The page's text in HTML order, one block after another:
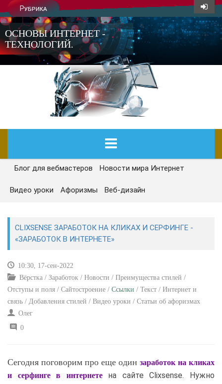
Рубрика
ОСНОВЫ ИНТЕРНЕТ -
ТЕХНОЛОГИЙ.
ГЛАВНАЯ
СЕГОДНЯ
РЕМОНТ И СОВЕТЫ
ИНТЕРНЕТ И СВЯЗЬ
Блог для вебмастеров Новости мира Интернет
Видео уроки Афоризмы Веб-дизайн
CLIXSENSE ЗАРАБОТОК НА КЛИКАХ И СЕРФИНГЕ -
«ЗАРАБОТОК В ИНТЕРНЕТЕ»
10:30, 17-сен-2022
Вёрстка / Заработок / Новости / Преимущества стилей /
Отступы и поля / Сайтостроение / Ссылки / Текст / Интернет и
связь / Добавления стилей / Видео уроки / Статьи об афоризмах
Олег
0
Сегодня поговорим про еще один заработок на кликах
и серфинге в интернетена сайте Clixsense. Нужно